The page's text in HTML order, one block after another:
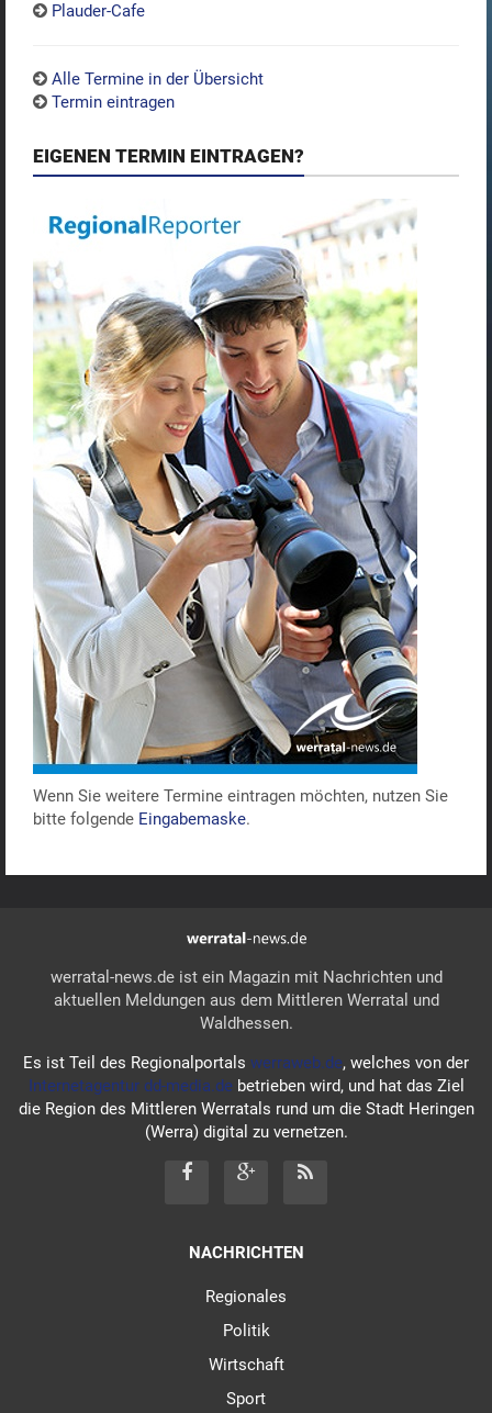
Plauder-Cafe
Alle Termine in der Übersicht
Termin eintragen
EIGENEN TERMIN EINTRAGEN?
Wenn Sie weitere Termine eintragen möchten, nutzen Sie
bitte folgende Eingabemaske.
werratal-news.de ist ein Magazin mit Nachrichten und
aktuellen Meldungen aus dem Mittleren Werratal und
Waldhessen.
Es ist Teil des Regionalportals werraweb.de, welches von der
Internetagentur dd-media.debetrieben wird, und hat das Ziel
die Region des Mittleren Werratals rund um die Stadt Heringen
(Werra) digital zu vernetzen.
NACHRICHTEN
Regionales
Politik
Wirtschaft
Sport